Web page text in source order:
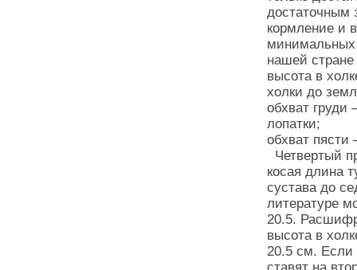
достаточным
кормление и
минимальных
нашей
высота в
холки до
обхват груди
лопатки;
обхват пясти
Четвертый
косая длина
сустава до
литературе
20.5.
высота в
20.5 см. Если